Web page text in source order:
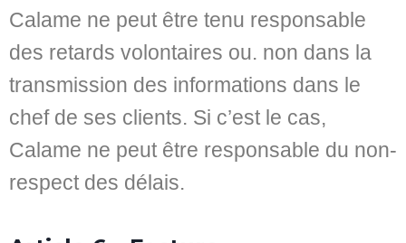
Calame ne peut être tenu responsable
des retards volontaires ou. non dans la
transmission des informations dans le
chef de ses clients. Si c’est le cas,
Calame ne peut être responsable du non-
respect des délais.